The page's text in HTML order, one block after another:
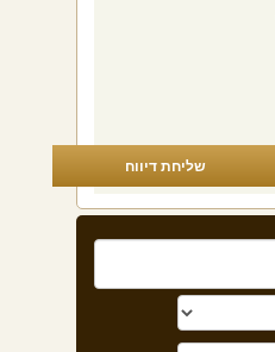
שליחת דיווח